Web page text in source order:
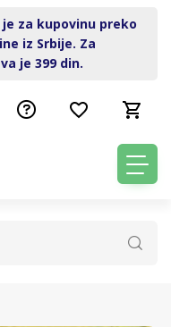
za kupovinu preko
iz Srbije. Za
je 399 din.